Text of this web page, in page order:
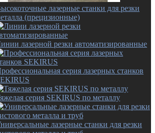
лазерные станки для резки
(прецизионные)
лазерной резки автоматизированные
серия лазерных станков
серия SEKIRUS по металлу
лазерные станки для резки